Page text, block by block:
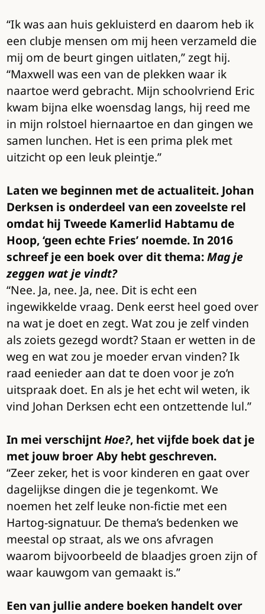
“Ik was aan huis gekluisterd en daarom heb ik
een clubje mensen om mij heen verzameld die
mij om de beurt gingen uitlaten,” zegt hij.
“Maxwell was een van de plekken waar ik
naartoe werd gebracht. Mijn schoolvriend Eric
kwam bijna elke woensdag langs, hij reed me
in mijn rolstoel hiernaartoe en dan gingen we
samen lunchen. Het is een prima plek met
uitzicht op een leuk pleintje.”
Laten we beginnen met de actualiteit. Johan
Derksen is onderdeel van een zoveelste rel
omdat hij Tweede Kamerlid Habtamu de
Hoop, ‘geen echte Fries’ noemde. In 2016
schreef je een boek over dit thema:Mag je
zeggen wat je vindt?
“Nee. Ja, nee. Ja, nee. Dit is echt een
ingewikkelde vraag. Denk eerst heel goed over
na wat je doet en zegt. Wat zou je zelf vinden
als zoiets gezegd wordt? Staan er wetten in de
weg en wat zou je moeder ervan vinden? Ik
raad eenieder aan dat te doen voor je zo’n
uitspraak doet. En als je het echt wil weten, ik
vind Johan Derksen echt een ontzettende lul.”
In mei verschijntHoe?, het vijfde boek dat je
met jouw broer Aby hebt geschreven.
“Zeer zeker, het is voor kinderen en gaat over
dagelijkse dingen die je tegenkomt. We
noemen het zelf leuke non-fictie met een
Hartog-signatuur. De thema’s bedenken we
meestal op straat, als we ons afvragen
waarom bijvoorbeeld de blaadjes groen zijn of
waar kauwgom van gemaakt is.”
Een van jullie andere boeken handelt over